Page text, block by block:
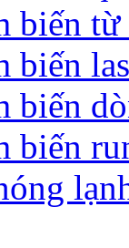
biến
biến
biến
biến